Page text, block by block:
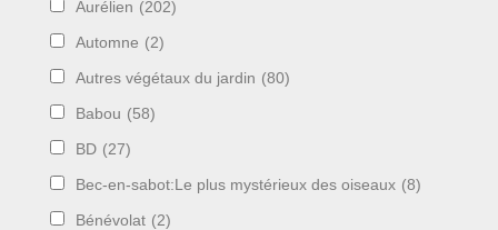
Aurélien (202)
Automne (2)
Autres végétaux du jardin (80)
Babou (58)
BD (27)
Bec-en-sabot:Le plus mystérieux des oiseaux (8)
Bénévolat (2)